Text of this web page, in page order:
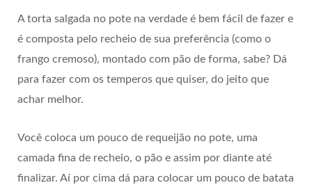
A torta salgada no pote na verdade é bem fácil de fazer e
é composta pelo recheio de sua preferência (como o
frango cremoso), montado com pão de forma, sabe? Dá
para fazer com os temperos que quiser, do jeito que
achar melhor.
Você coloca um pouco de requeijão no pote, uma
camada fina de recheio, o pão e assim por diante até
finalizar. Aí por cima dá para colocar um pouco de batata